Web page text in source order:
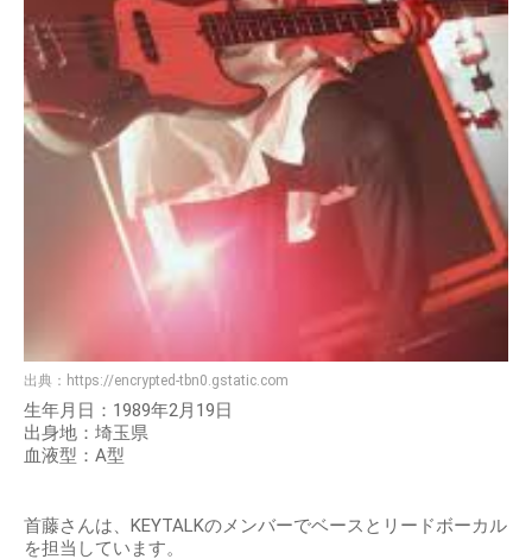
出典： https://encrypted-tbn0.gstatic.com
生年月日：1989年2月19日
出身地：埼玉県
血液型：A型
首藤さんは、KEYTALKのメンバーでベースとリードボーカル
を担当しています。